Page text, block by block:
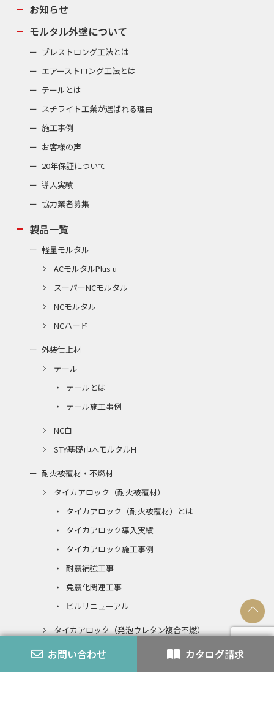
お問い合わせ カタログ請求
お知らせ
モルタル外壁について
ブレストロング工法とは
エアーストロング工法とは
テールとは
スチライト工業が選ばれる理由
施工事例
お客様の声
20年保証について
導入実績
協力業者募集
製品一覧
軽量モルタル
ACモルタルPlus u
スーパーNCモルタル
NCモルタル
NCハード
外装仕上材
テール
テールとは
テール施工事例
NC白
STY基礎巾木モルタルH
耐火被覆材・不燃材
タイカアロック（耐火被覆材）
タイカアロック（耐火被覆材）とは
タイカアロック導入実績
タイカアロック施工事例
耐震補強工事
免震化関連工事
ビルリニューアル
タイカアロック（発泡ウレタン複合不燃）
発泡ウレタンとの複合不燃認定とは
エコアロック